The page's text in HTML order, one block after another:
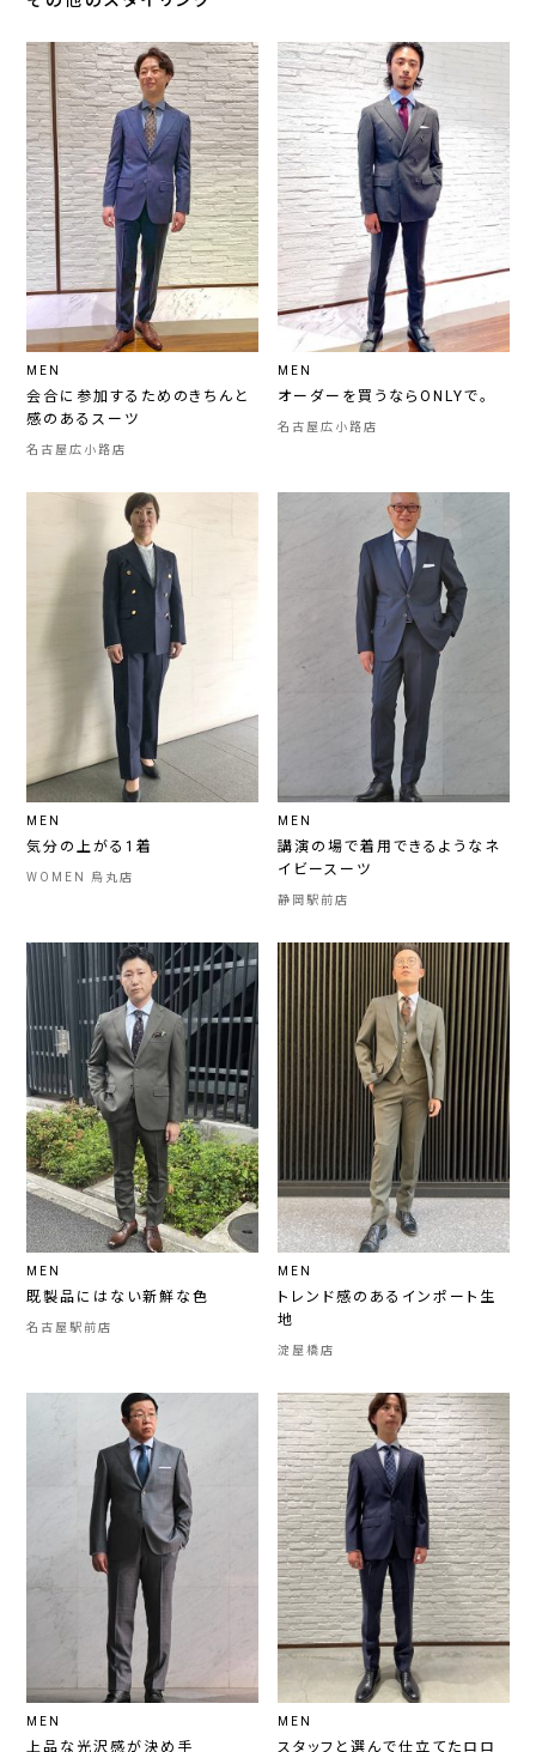
MEN
会合に参加するためのきちんと
感のあるスーツ
名古屋広小路店
MEN
オーダーを買うならONLYで。
名古屋広小路店
MEN
気分の上がる1着
WOMEN 烏丸店
MEN
講演の場で着用できるようなネ
イビースーツ
静岡駅前店
MEN
既製品にはない新鮮な色
名古屋駅前店
MEN
トレンド感のあるインポート生
地
淀屋橋店
MEN
上品な光沢感が決め手
MEN
スタッフと選んで仕立てたロロ